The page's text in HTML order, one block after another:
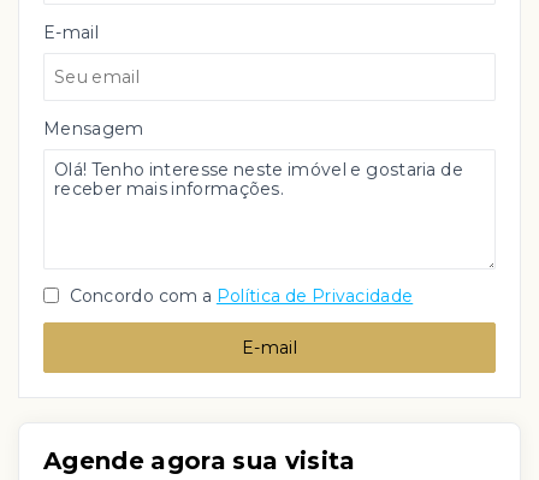
E-mail
Mensagem
Concordo com a Política de Privacidade
E-mail
Agende agora sua visita